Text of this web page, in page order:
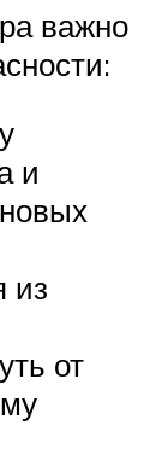
важно
и
из
от